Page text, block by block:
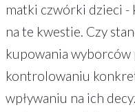
matki czwórki dzieci -
na te kwestie. Czy
kupowania wyborców
kontrolowaniu
wpływaniu na ich